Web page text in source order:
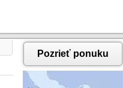
Pozrieť ponuku